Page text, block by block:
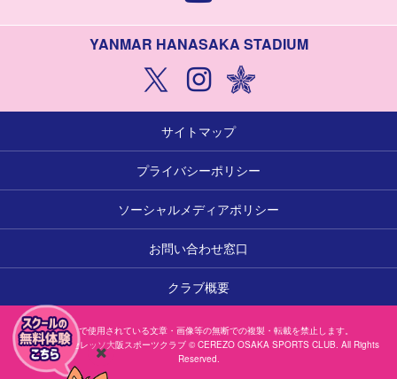
YANMAR HANASAKA STADIUM
サイトマップ
プライバシーポリシー
ソーシャルメディアポリシー
お問い合わせ窓口
クラブ概要
本サイトで使用されている文章・画像等の無断での複製・転載を禁止します。
一般社団法人セレッソ大阪スポーツクラブ © CEREZO OSAKA SPORTS CLUB. All Rights
Reserved.